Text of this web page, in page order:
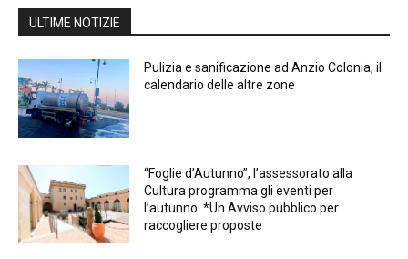
ULTIME NOTIZIE
Pulizia e sanificazione ad Anzio Colonia, il
calendario delle altre zone
“Foglie d’Autunno”, l’assessorato alla
Cultura programma gli eventi per
l’autunno. *Un Avviso pubblico per
raccogliere proposte